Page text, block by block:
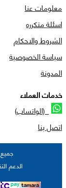
معلومات عنا
اسئلة متكرره
الشروط والاحكام
سياسة الخصوصية
المدونة
خدمات العملاء
(الواتساب)
اتصل بنا
جميع
الدعم